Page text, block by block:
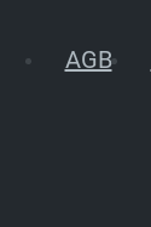
AGB